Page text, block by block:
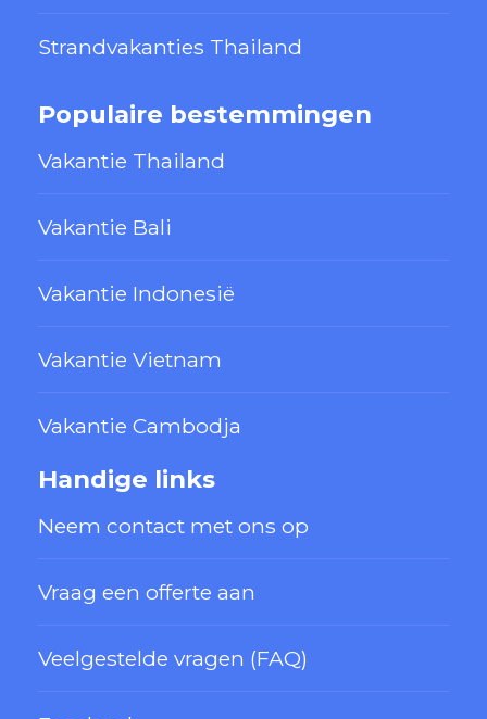
Strandvakanties Thailand
Populaire bestemmingen
Vakantie Thailand
Vakantie Bali
Vakantie Indonesië
Vakantie Vietnam
Vakantie Cambodja
Handige links
Neem contact met ons op
Vraag een offerte aan
Veelgestelde vragen (FAQ)